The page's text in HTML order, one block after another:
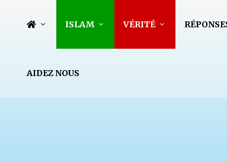
ISLAM VÉRITÉ
AIDEZ NOUS